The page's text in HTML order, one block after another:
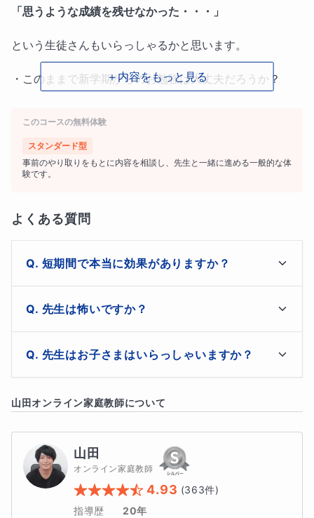
「思うような成績を残せなかった・・・」
という生徒さんもいらっしゃるかと思います。
・このままで新学期からのお勉強は大丈夫だろうか？
・もう少し伸ばしたいんだけど、これ以上あと何をやれば
いいのかな？
か？
大丈夫です、夏の終わりのみなさんの満足げな笑顔を、私
が必ずお約束いたします。
塾・予備校・学校・家庭教師・オンライン家庭教師と、ほ
法の英語の学習法】
この夏あなたのためだけの学習プ
ログラムとしてアップデートし、余すところなくみなさん
に伝授いたします。
＋内容をもっと見る
このコースの無料体験
スタンダード型
事前のやり取りをもとに内容を相談し、先生と一緒に進める一般的な体
験です。
よくある質問
短期間で本当に効果がありますか？
ございます！
これはもう騙されたと思って（笑）、一度無料体験授業
を受けてみてください！
先生は怖いですか？
まぁまぁおじさんですが（笑）、【仏の山田】と呼ばれ
て久しいのでご安心ください！
作詞家・作曲家のお仕事もしておりますので、音楽・芸
能やアニメや漫画などのフリートークも大歓迎です！
【あなたの推し】教えてください！
先生はお子さまはいらっしゃいますか？
す。
かりとシェア致します。
アクティブなお子さまもちょっぴり消極的なお子さま
も、どんなお子さまでもわが子のように接して参りま
山田オンライン家庭教師について
山田
オンライン家庭教師
4.93 (363件)
指導歴
20年